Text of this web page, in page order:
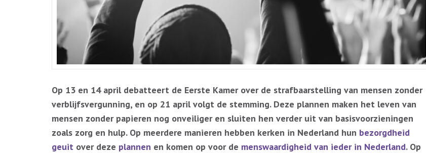
Op 13 en 14 april debatteert de Eerste Kamer over de strafbaarstelling van mensen zonder
verblijfsvergunning, en op 21 april volgt de stemming. Deze plannen maken het leven van
mensen zonder papieren nog onveiliger en sluiten hen verder uit van basisvoorzieningen
zoals zorg en hulp. Op meerdere manieren hebben kerken in Nederland hun bezorgdheid
geuit over deze plannen en komen op voor de menswaardigheid van ieder in Nederland. Op